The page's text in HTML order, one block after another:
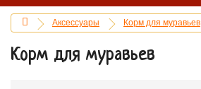
Аксессуары Корм для муравьев
Корм для муравьев